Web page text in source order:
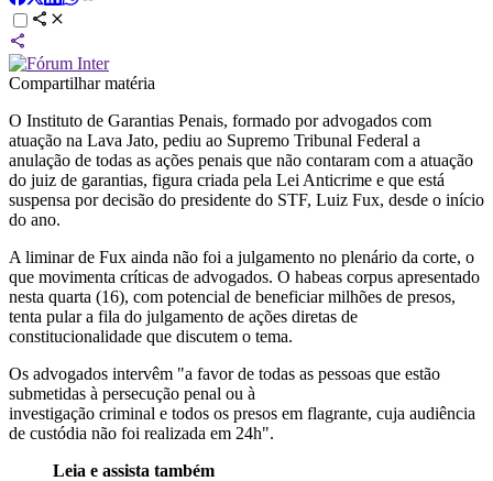
Compartilhar matéria
O Instituto de Garantias Penais, formado por advogados com
atuação na Lava Jato, pediu ao Supremo Tribunal Federal a
anulação de todas as ações penais que não contaram com a atuação
do juiz de garantias, figura criada pela Lei Anticrime e que está
suspensa por decisão do presidente do STF, Luiz Fux, desde o início
do ano.
A liminar de Fux ainda não foi a julgamento no plenário da corte, o
que movimenta críticas de advogados. O habeas corpus apresentado
nesta quarta (16), com potencial de beneficiar milhões de presos,
tenta pular a fila do julgamento de ações diretas de
constitucionalidade que discutem o tema.
Os advogados intervêm "a favor de todas as pessoas que estão
submetidas à persecução penal ou à
investigação criminal e todos os presos em flagrante, cuja audiência
de custódia não foi realizada em 24h".
Leia e assista também